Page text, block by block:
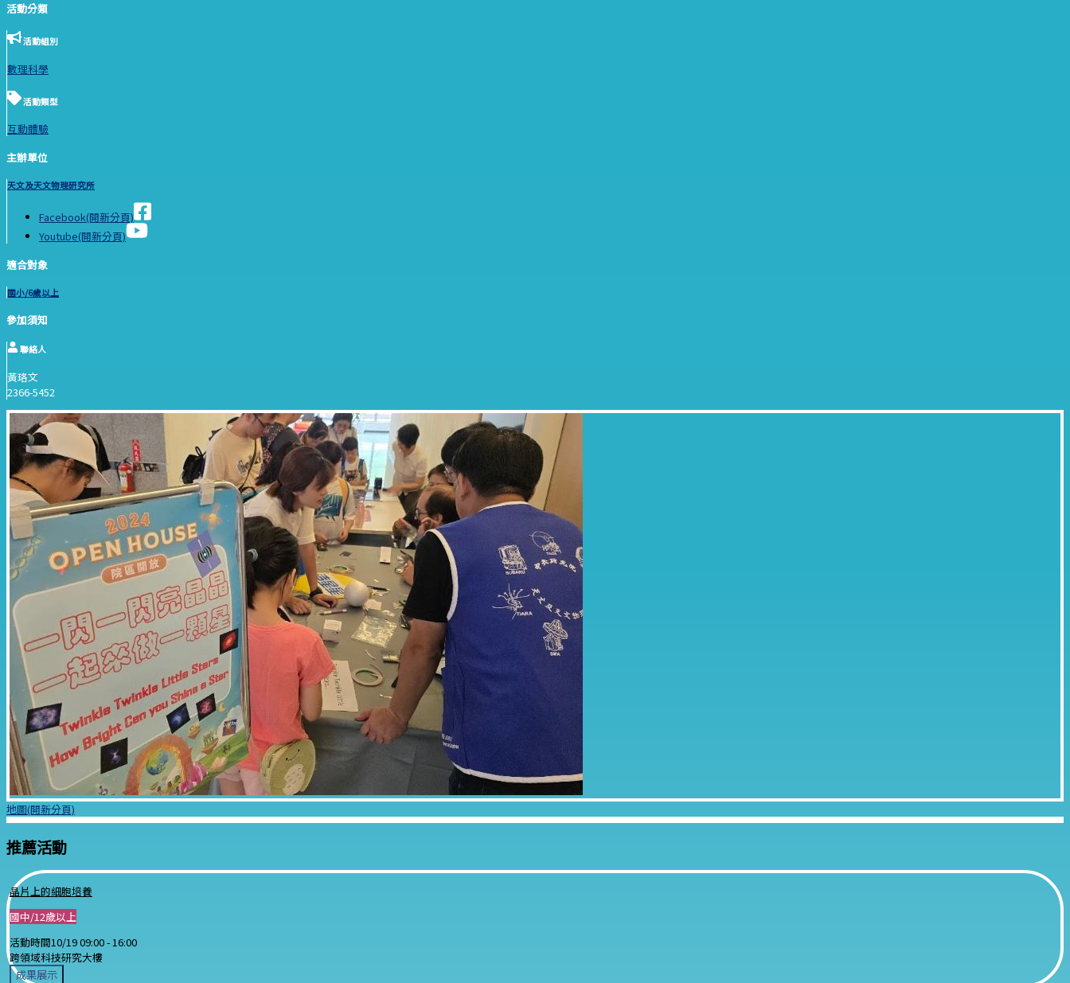
活動分類
活動組別
數理科學
活動類型
互動體驗
主辦單位
天文及天文物理研究所
Facebook(開新分頁)
Youtube(開新分頁)
適合對象
國小/6歲以上
參加須知
聯絡人
黃珞文
2366-5452
地圖(開新分頁)
推薦活動
晶片上的細胞培養
國中/12歲以上
活動時間10/19 09:00 -16:00
跨領域科技研究大樓
成果展示